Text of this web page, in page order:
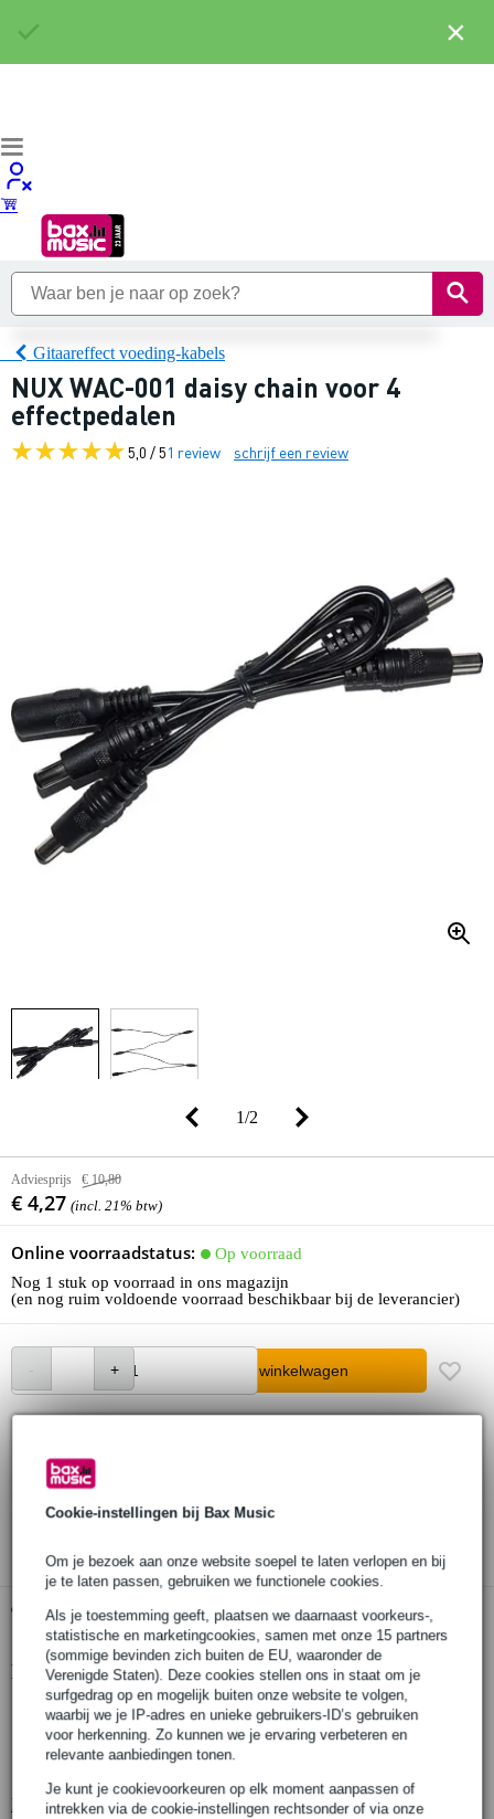
Cookie-instellingen bij Bax Music
Om je bezoek aan onze website soepel te laten verlopen en bij
je te laten passen, gebruiken we functionele cookies.
Als je toestemming geeft, plaatsen we daarnaast voorkeurs-,
statistische en marketingcookies, samen met onze 15 partners
(sommige bevinden zich buiten de EU, waaronder de
Verenigde Staten). Deze cookies stellen ons in staat om je
surfgedrag op en mogelijk buiten onze website te volgen,
waarbij we je IP-adres en unieke gebruikers-ID’s gebruiken
voor herkenning. Zo kunnen we je ervaring verbeteren en
relevante aanbiedingen tonen.
Je kunt je cookievoorkeuren op elk moment aanpassen of
intrekken via de cookie-instellingen rechtsonder of via onze
Gitaareffect voeding-kabels
NUX WAC-001 daisy chain voor 4
effectpedalen
5,0 / 51 review schrijf een review
1/2
Adviesprijs € 10,80
€ 4,27 (incl. 21% btw)
Online voorraadstatus:
Op voorraad
Nog 1 stuk op voorraad in ons magazijn
(en nog ruim voldoende voorraad beschikbaar bij de leverancier)
In winkelwagen
30 dagen 'niet goed geld terug' garantie
3 jaar Bax Music garantie
Gratis ophalen in de winkel
Productinformatie
NUX daisy chain voedingskabel
model: WAC-001
voor aansluiten van 4 effectpedalen op 1 voedingsuitgang
Bekijk alle productspecificaties
×